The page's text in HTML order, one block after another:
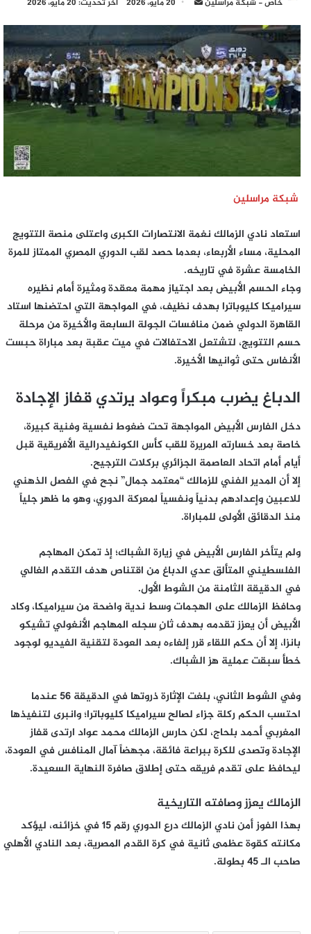
خاص - شبكة مراسلين
إلكترونيا
20 مايو، 2026 آخر تحديث: 20 مايو، 2026
شبكة مراسلين
استعاد نادي الزمالك نغمة الانتصارات الكبرى واعتلى منصة التتويج
المحلية، مساء الأربعاء، بعدما حصد لقب الدوري المصري الممتاز للمرة
الخامسة عشرة في تاريخه.
وجاء الحسم الأبيض بعد اجتياز مهمة معقدة ومثيرة أمام نظيره
سيراميكا كليوباترا بهدف نظيف، في المواجهة التي احتضنها استاد
القاهرة الدولي ضمن منافسات الجولة السابعة والأخيرة من مرحلة
حسم التتويج، لتشتعل الاحتفالات في ميت عقبة بعد مباراة حبست
الأنفاس حتى ثوانيها الأخيرة.
الدباغ يضرب مبكراً وعواد يرتدي قفاز الإجادة
دخل الفارس الأبيض المواجهة تحت ضغوط نفسية وفنية كبيرة،
خاصة بعد خسارته المريرة للقب كأس الكونفيدرالية الأفريقية قبل
أيام أمام اتحاد العاصمة الجزائري بركلات الترجيح.
إلا أن المدير الفني للزمالك “معتمد جمال” نجح في الفصل الذهني
للاعبين وإعدادهم بدنياً ونفسياً لمعركة الدوري، وهو ما ظهر جلياً
منذ الدقائق الأولى للمباراة.
ولم يتأخر الفارس الأبيض في زيارة الشباك؛ إذ تمكن المهاجم
الفلسطيني المتألق عدي الدباغ من اقتناص هدف التقدم الغالي
في الدقيقة الثامنة من الشوط الأول.
وحافظ الزمالك على الهجمات وسط ندية واضحة من سيراميكا، وكاد
الأبيض أن يعزز تقدمه بهدف ثانٍ سجله المهاجم الأنغولي تشيكو
بانزا، إلا أن حكم اللقاء قرر إلغاءه بعد العودة لتقنية الفيديو لوجود
خطأ سبقت عملية هز الشباك.
وفي الشوط الثاني، بلغت الإثارة ذروتها في الدقيقة 56 عندما
احتسب الحكم ركلة جزاء لصالح سيراميكا كليوباترا؛ وانبرى لتنفيذها
المغربي أحمد بلحاج، لكن حارس الزمالك محمد عواد ارتدى قفاز
الإجادة وتصدى للكرة ببراعة فائقة، مجهضاً آمال المنافس في العودة،
ليحافظ على تقدم فريقه حتى إطلاق صافرة النهاية السعيدة.
الزمالك يعزز وصافته التاريخية
بهذا الفوز أمن نادي الزمالك درع الدوري رقم 15 في خزائنه، ليؤكد
مكانته كقوة عظمى ثانية في كرة القدم المصرية، بعد النادي الأهلي
صاحب الـ 45 بطولة.